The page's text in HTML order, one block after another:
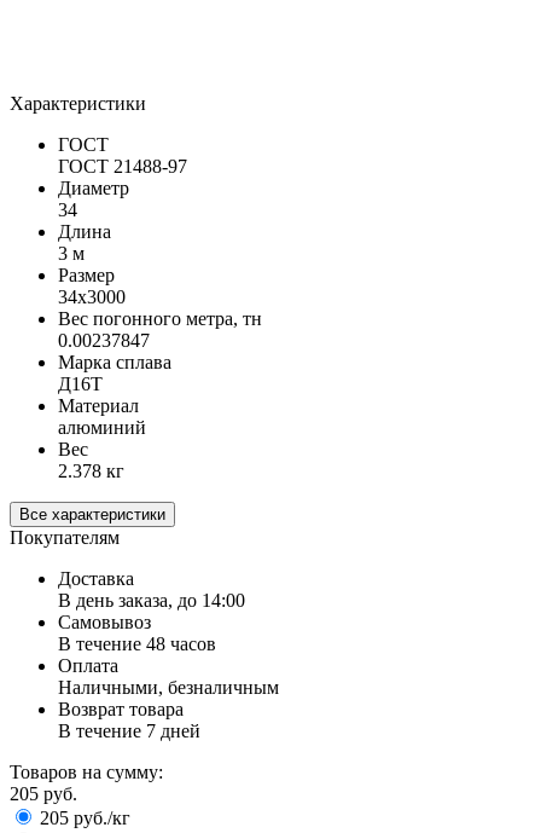
Характеристики
ГОСТ
ГОСТ 21488-97
Диаметр
34
Длина
3 м
Размер
34х3000
Вес погонного метра, тн
0.00237847
Марка сплава
Д16Т
Материал
алюминий
Вес
2.378 кг
Все характеристики
Покупателям
Доставка
В день заказа, до 14:00
Самовывоз
В течение 48 часов
Оплата
Наличными, безналичным
Возврат товара
В течение 7 дней
Товаров на сумму:
205 руб.
205 руб./кг